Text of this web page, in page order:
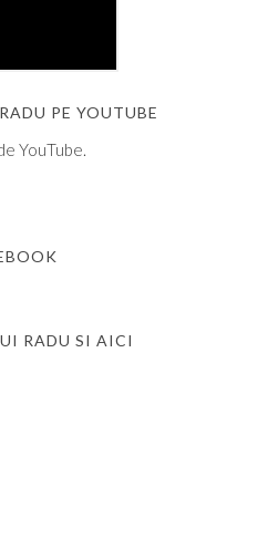
PE YOUTUBE
YouTube.
RADU SI AICI